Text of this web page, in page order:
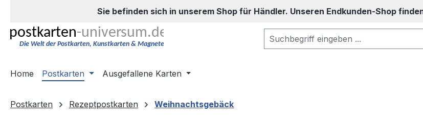
Zur Hauptnavigation springenSie befinden sich in unserem Shop für Händler. Unseren Endkunden-Shop
Home Postkarten Ausgefallene Karten
Postkarten Rezeptpostkarten Weihnachtsgebäck